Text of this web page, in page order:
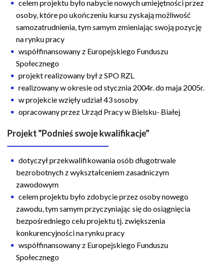
celem projektu było nabycie nowych umiejętności przez
osoby, które po ukończeniu kursu zyskają możliwość
samozatrudnienia, tym samym zmieniając swoją pozycję
na rynku pracy
współfinansowany z Europejskiego Funduszu
Społecznego
projekt realizowany był z SPO RZL
realizowany w okresie od stycznia 2004r. do maja 2005r.
w projekcie wzięły udział 43 sosoby
opracowany przez Urząd Pracy w Bielsku- Białej
Projekt "Podnieś swoje kwalifikacje"
dotyczył przekwalifikowania osób długotrwale
bezrobotnych z wykształceniem zasadniczym
zawodowym
celem projektu było zdobycie przez osoby nowego
zawodu, tym samym przyczyniając się do osiągnięcia
bezpośredniego celu projektu tj. zwiększenia
konkurencyjności na rynku pracy
współfinansowany z Europejskiego Funduszu
Społecznego